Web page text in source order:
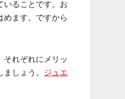
いることです。お
めます。ですから
それぞれにメリッ
しょう。
ジュエ